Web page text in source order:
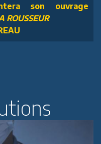
son ouvrage
ROUSSEUR